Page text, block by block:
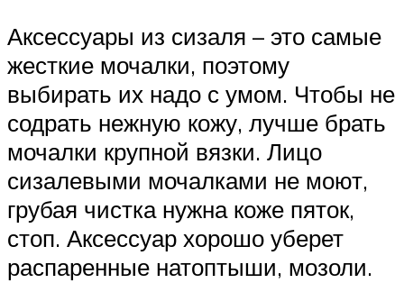
Аксессуары из сизаля – это самые
жесткие мочалки, поэтому
выбирать их надо с умом. Чтобы не
содрать нежную кожу, лучше брать
мочалки крупной вязки. Лицо
сизалевыми мочалками не моют,
грубая чистка нужна коже пяток,
стоп. Аксессуар хорошо уберет
распаренные натоптыши, мозоли.